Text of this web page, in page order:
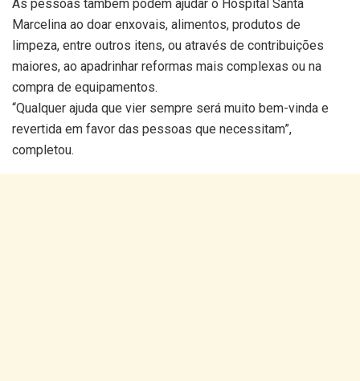
As pessoas também podem ajudar o Hospital Santa
Marcelina ao doar enxovais, alimentos, produtos de
limpeza, entre outros itens, ou através de contribuições
maiores, ao apadrinhar reformas mais complexas ou na
compra de equipamentos.
“Qualquer ajuda que vier sempre será muito bem-vinda e
revertida em favor das pessoas que necessitam”,
completou.